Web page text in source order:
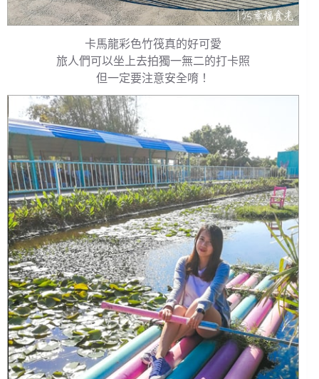
卡馬龍彩色竹筏真的好可愛
旅人們可以坐上去拍獨一無二的打卡照
但一定要注意安全唷！